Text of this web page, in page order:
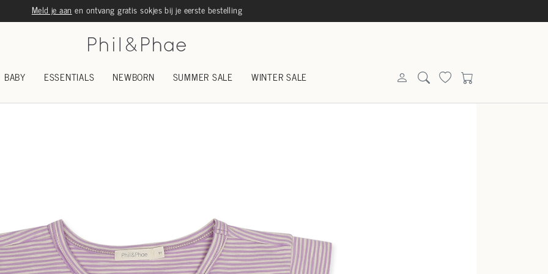
Meld je aan en ontvang gratis sokjes bij je eerste bestelling
BABY ESSENTIALS NEWBORN SUMMER SALE WINTER SALE